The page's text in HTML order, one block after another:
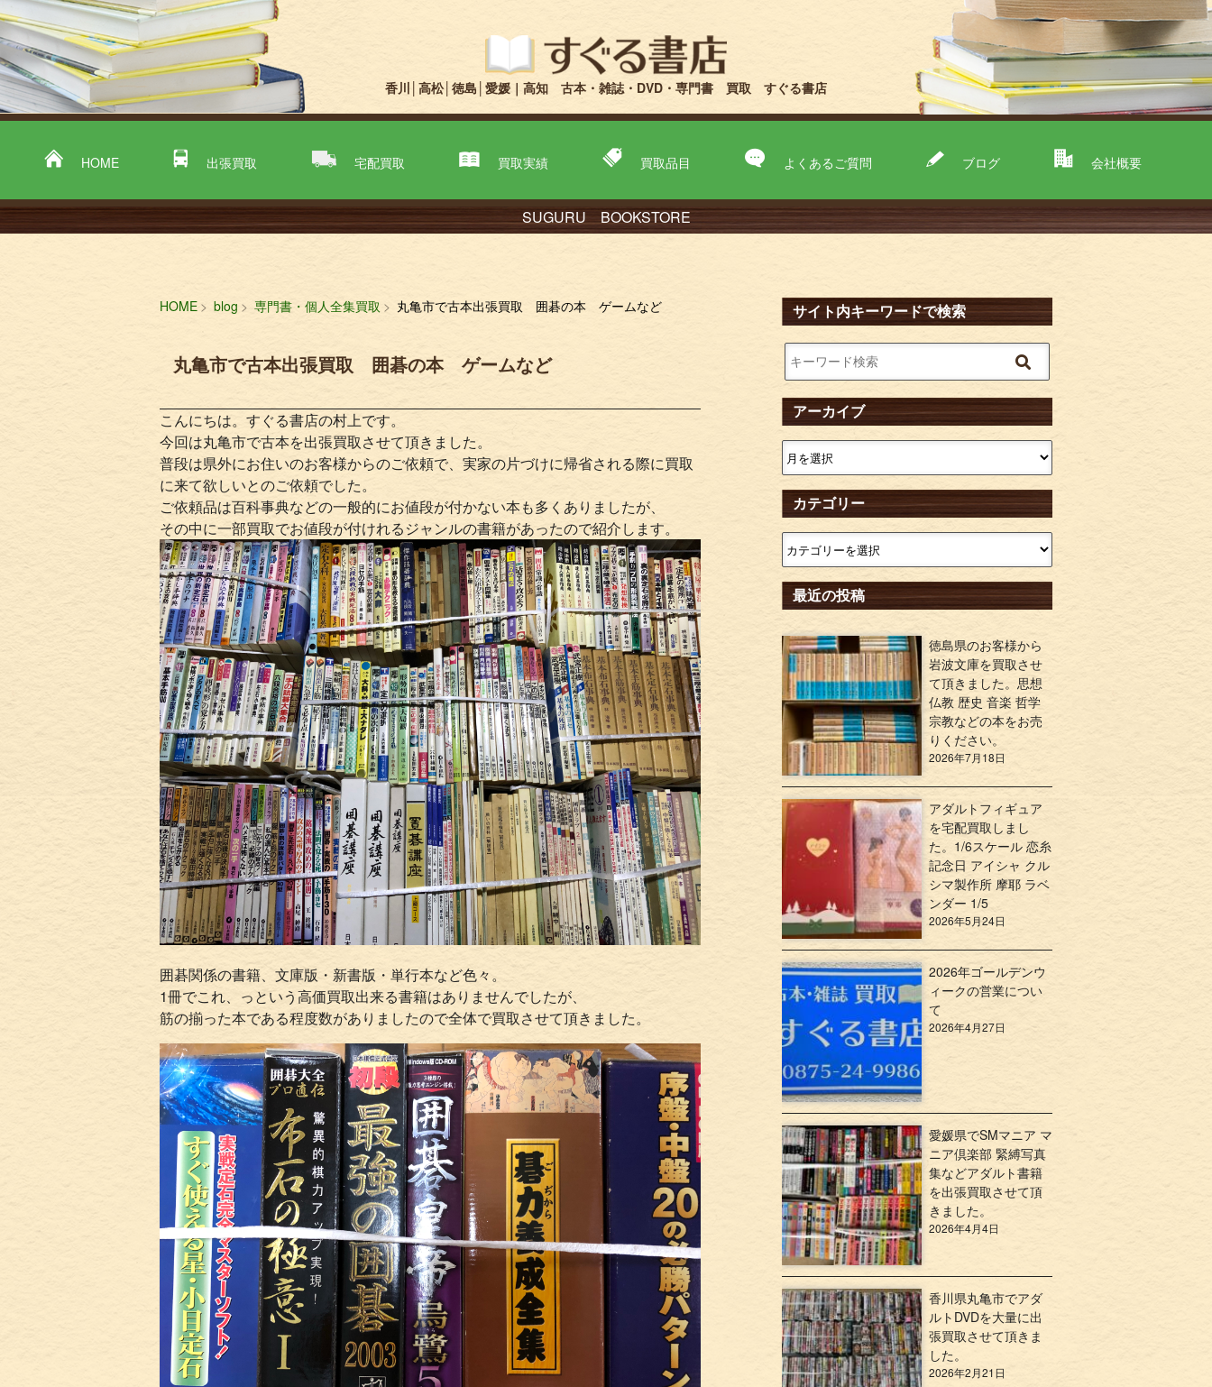
香川│高松│徳島│愛媛｜高知 古本・雑誌・DVD・専門書 買取 すぐる書店
HOME 出張買取 宅配買取 買取実績 買取品目 よくあるご質問 ブログ 会社概要
SUGURU BOOKSTORE
HOME blog 専門書・個人全集買取 丸亀市で古本出張買取 囲碁の本 ゲームなど
丸亀市で古本出張買取 囲碁の本 ゲームなど
こんにちは。すぐる書店の村上です。
今回は丸亀市で古本を出張買取させて頂きました。
普段は県外にお住いのお客様からのご依頼で、実家の片づけに帰省される際に買取
に来て欲しいとのご依頼でした。
ご依頼品は百科事典などの一般的にお値段が付かない本も多くありましたが、
その中に一部買取でお値段が付けれるジャンルの書籍があったので紹介します。
囲碁関係の書籍、文庫版・新書版・単行本など色々。
1冊でこれ、っという高価買取出来る書籍はありませんでしたが、
筋の揃った本である程度数がありましたので全体で買取させて頂きました。
サイト内キーワードで検索
アーカイブ
カテゴリー
最近の投稿
徳島県のお客様から
岩波文庫を買取させ
て頂きました。思想
仏教 歴史 音楽 哲学
宗教などの本をお売
りください。
2026年7月18日
アダルトフィギュア
を宅配買取しまし
た。1/6スケール 恋糸
記念日 アイシャ クル
シマ製作所 摩耶 ラベ
ンダー 1/5
2026年5月24日
2026年ゴールデンウ
ィークの営業につい
て
2026年4月27日
愛媛県でSMマニア マ
ニア倶楽部 緊縛写真
集などアダルト書籍
を出張買取させて頂
きました。
2026年4月4日
香川県丸亀市でアダ
ルトDVDを大量に出
張買取させて頂きま
した。
2026年2月21日